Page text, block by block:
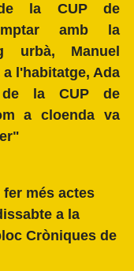
de la CUP de
amb la
urbà, Manuel
l'habitatge, Ada
la CUP de
a cloenda va
més actes
a la
Cròniques de